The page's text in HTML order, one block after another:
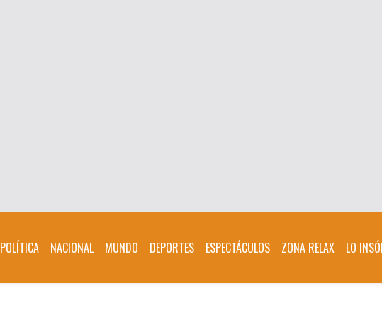
POLÍTICA NACIONAL MUNDO DEPORTES ESPECTÁCULOS ZONA RELAX LO